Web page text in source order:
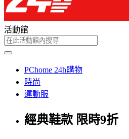
活動館
PChome 24h購物
時尚
運動服
經典鞋款 限時9折